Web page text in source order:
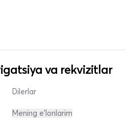
va rekvizitlar
Dilerlar
Mening e'lonlarim